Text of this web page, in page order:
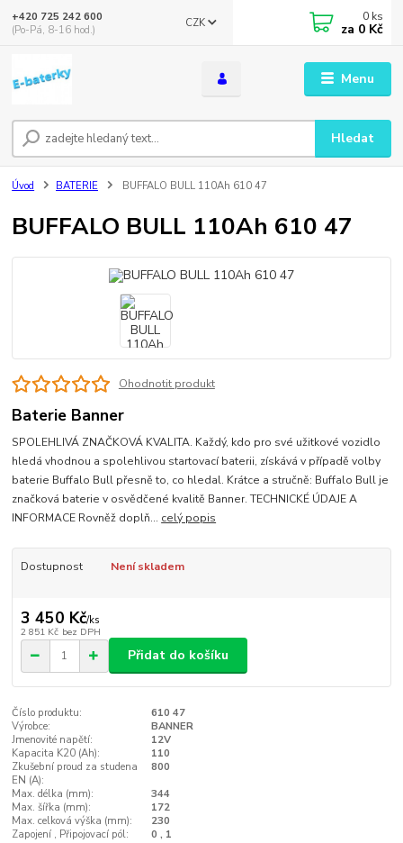
Menu
CZK
Hledat
+420 725 242 600
(Po-Pá, 8-16 hod.)
0 ks
za 0 Kč
Úvod BATERIE BUFFALO BULL 110Ah 610 47
BUFFALO BULL 110Ah 610 47
Ohodnotit produkt
Baterie Banner
SPOLEHLIVÁ ZNAČKOVÁ KVALITA. Každý, kdo pro své užitkové vozidlo
hledá vhodnou a spolehlivou startovací baterii, získává v případě volby
baterie Buffalo Bull přesně to, co hledal. Krátce a stručně: Buffalo Bull je
značková baterie v osvědčené kvalitě Banner. TECHNICKÉ ÚDAJE A
INFORMACE Rovněž doplň... celý popis
Dostupnost Není skladem
3 450 Kč/ks
2 851 Kč bez DPH
Přidat do košíku
Číslo produktu:
610 47
Výrobce:
BANNER
Jmenovité napětí:
12V
Kapacita K20 (Ah):
110
Zkušební proud za studena
EN (A):
800
Max. délka (mm):
344
Max. šířka (mm):
172
Max. celková výška (mm):
230
Zapojení , Připojovací pól:
0 , 1